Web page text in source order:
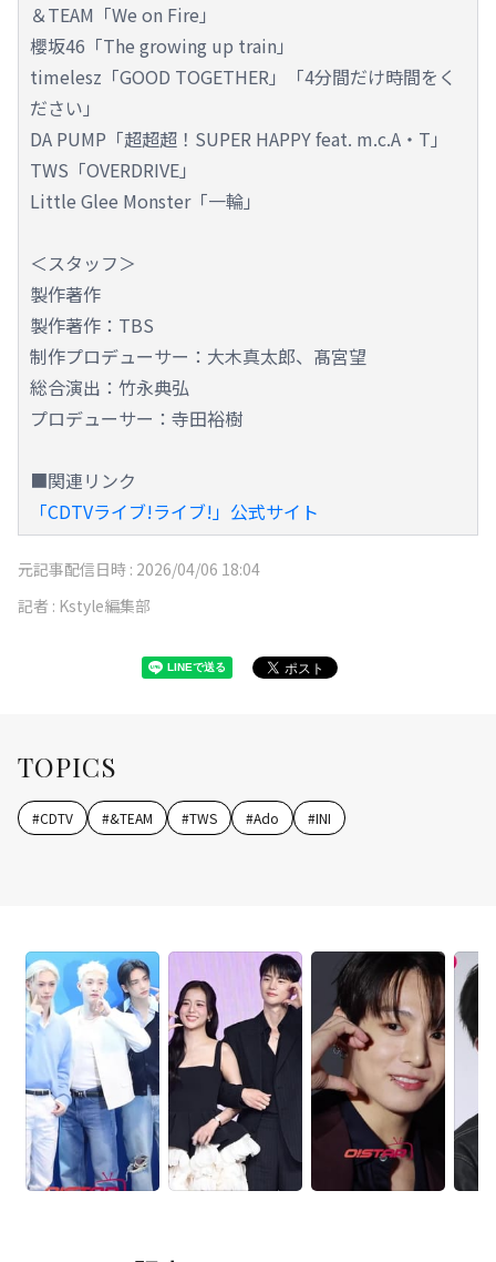
＆TEAM「We on Fire」
櫻坂46「The growing up train」
timelesz「GOOD TOGETHER」「4分間だけ時間をく
ださい」
DA PUMP「超超超！SUPER HAPPY feat. m.c.A・T」
TWS「OVERDRIVE」
Little Glee Monster「一輪」
＜スタッフ＞
製作著作
製作著作：TBS
制作プロデューサー：大木真太郎、髙宮望
総合演出：竹永典弘
プロデューサー：寺田裕樹
■関連リンク
「CDTVライブ!ライブ!」公式サイト
元記事配信日時 : 2026/04/06 18:04
記者 : Kstyle編集部
TOPICS
#CDTV #&TEAM #TWS #Ado #INI